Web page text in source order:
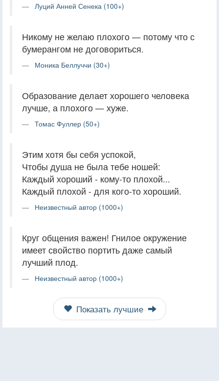
Луций Анней Сенека (100+)
Никому не желаю плохого — потому что с
бумерангом не договориться.
Моника Беллуччи (30+)
Образование делает хорошего человека
лучше, а плохого — хуже.
Томас Фуллер (50+)
Этим хотя бы себя успокой,
Чтобы душа не была тебе ношей:
Каждый хороший - кому-то плохой...
Каждый плохой - для кого-то хороший.
Неизвестный автор (1000+)
Круг общения важен! Гнилое окружение
имеет свойство портить даже самый
лучший плод.
Неизвестный автор (1000+)
Показать лучшие